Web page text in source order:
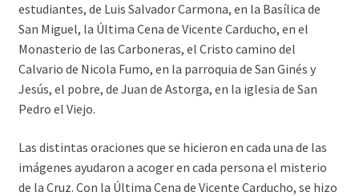
estudiantes, de Luis Salvador Carmona, en la Basílica de
San Miguel, la Última Cena de Vicente Carducho, en el
Monasterio de las Carboneras, el Cristo camino del
Calvario de Nicola Fumo, en la parroquia de San Ginés y
Jesús, el pobre, de Juan de Astorga, en la iglesia de San
Pedro el Viejo.
Las distintas oraciones que se hicieron en cada una de las
imágenes ayudaron a acoger en cada persona el misterio
de la Cruz. Con la Última Cena de Vicente Carducho, se hizo